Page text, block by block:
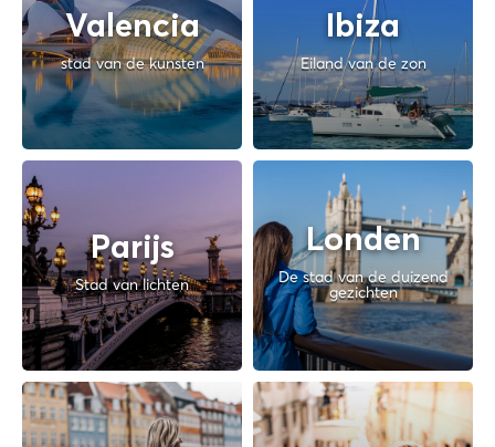
Valencia
stad van de kunsten
Ibiza
Eiland van de zon
Parijs
Stad van lichten
Londen
De stad van de duizend
gezichten